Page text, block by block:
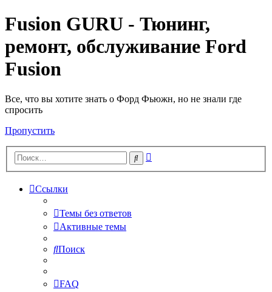
Fusion GURU - Тюнинг,
ремонт, обслуживание Ford
Fusion
Все, что вы хотите знать о Форд Фьюжн, но не знали где
спросить
Пропустить
Поиск
Ссылки
Темы без ответов
Активные темы
Поиск
FAQ